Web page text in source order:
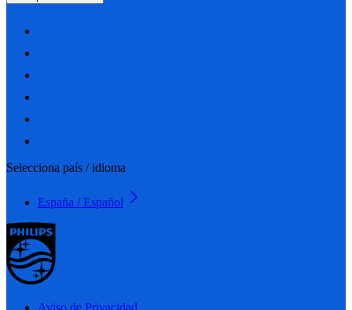
Selecciona país / idioma
España / Español